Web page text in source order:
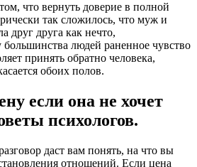
что вернуть доверие в полной
так сложилось, что муж и
друг друга как нечто,
людей раненное чувство
принять обратно человека,
обоих полов.
если она не хочет
психологов.
даст вам понять, на что вы
отношений. Если цена